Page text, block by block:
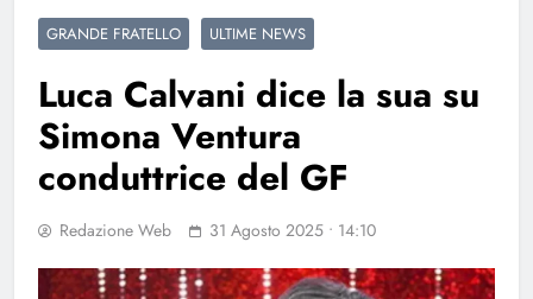
GRANDE FRATELLO ULTIME NEWS
Luca Calvani dice la sua su
Simona Ventura
conduttrice del GF
Redazione Web 31 Agosto 2025 • 14:10